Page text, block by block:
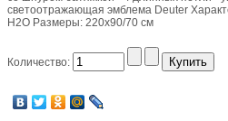
светоотражающая эмблема Deuter
H2O Размеры: 220х90/70 см
Количество: